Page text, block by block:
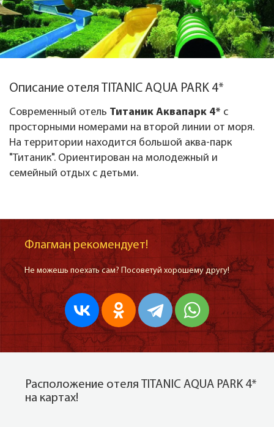
Описание отеля TITANIC AQUA PARK 4*
Современный отель Титаник Аквапарк 4* с
просторными номерами на второй линии от моря.
На территории находится большой аква-парк
"Титаник". Ориентирован на молодежный и
семейный отдых с детьми.
Флагман рекомендует!
Не можешь поехать сам? Посоветуй хорошему другу!
Расположение отеля TITANIC AQUA PARK 4*
на картах!